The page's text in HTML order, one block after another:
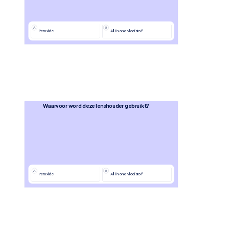
A
Peroxide
B
All in one vloeistof
Waarvoor word deze lenshouder gebruikt?
A
Peroxide
B
All in one vloeistof